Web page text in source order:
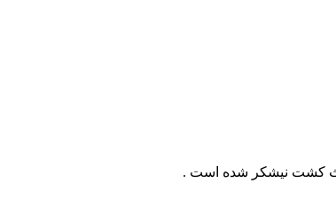
کشت نیشکر شده است .